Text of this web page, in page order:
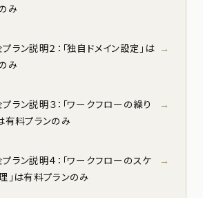
み
ラン説明２：「独自ドメイン設定」は
み
ラン説明３：「ワークフローの繰り
有料プランのみ
ラン説明４：「ワークフローのスケ
」は有料プランのみ